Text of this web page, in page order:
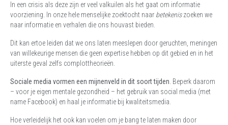
In een crisis als deze zijn er veel valkuilen als het gaat om informatie
voorziening. In onze hele menselijke zoektocht naar betekeniszoeken we
naar informatie en verhalen die ons houvast bieden.
Dit kan ertoe leiden dat we ons laten meeslepen door geruchten, meningen
van willekeurige mensen die geen expertise hebben op dit gebied en in het
uiterste geval zelfs complottheorieën.
Sociale media vormen een mijnenveld in dit soort tijden. Beperk daarom
– voor je eigen mentale gezondheid – het gebruik van social media (met
name Facebook) en haal je informatie bij kwaliteitsmedia.
Hoe verleidelijk het ook kan voelen om je bang te laten maken door